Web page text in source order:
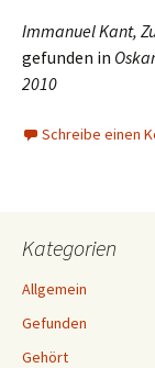
Immanuel Kant,
gefunden in
2010
Schreibe einen
Kategorien
Allgemein
Gefunden
Gehört